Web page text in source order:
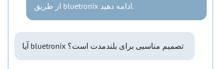
از طریق bluetronix ادامه دهید.
آیا bluetronix تصمیم مناسبی برای بلندمدت است؟